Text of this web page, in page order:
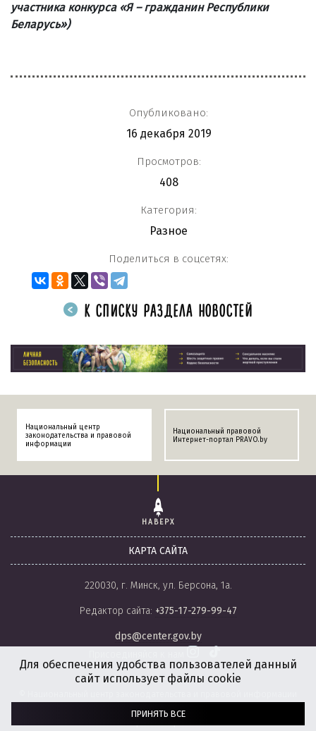
участника конкурса «Я– гражданин Республики
Беларусь»)
Опубликовано:
16 декабря 2019
Просмотров:
408
Категория:
Разное
Поделиться в соцсетях:
К СПИСКУ РАЗДЕЛА НОВОСТЕЙ
Национальный центр
законодательства и правовой
информации
Национальный правовой
Интернет-портал PRAVO.by
НАВЕРХ
КАРТА САЙТА
220030, г. Минск, ул. Берсона, 1а.
Редактор сайта: +375-17-279-99-47
dps@center.gov.by
Республики Беларусь, 2008-2026.
Для обеспечения удобства пользователей данный
сайт использует файлы cookie
ПРИНЯТЬ ВСЕ